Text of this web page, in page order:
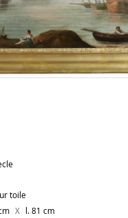
toile
X l. 81 cm